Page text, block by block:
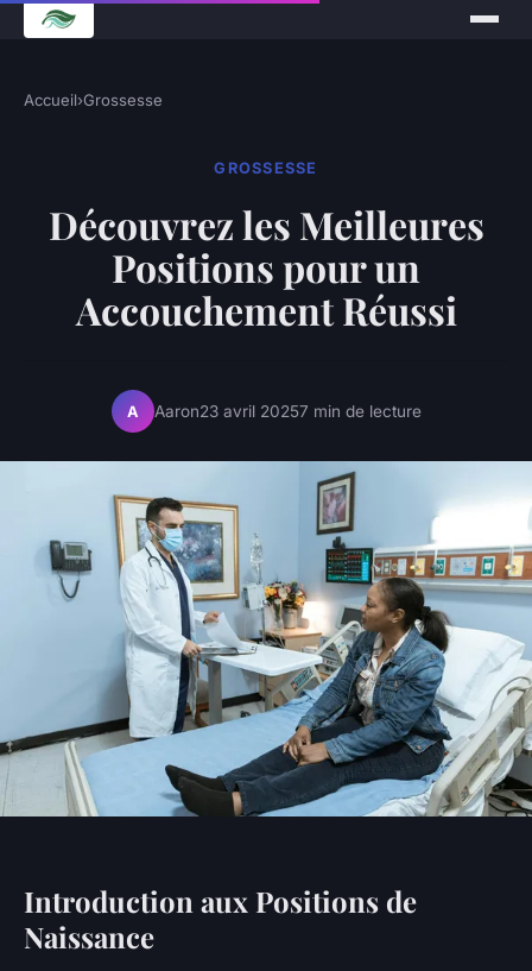
Accueil›Grossesse
GROSSESSE
Découvrez les Meilleures
Positions pour un
Accouchement Réussi
A Aaron23 avril 20257 min de lecture
Introduction aux Positions de
Naissance